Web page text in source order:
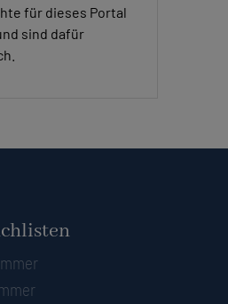
für dieses Portal
sind dafür